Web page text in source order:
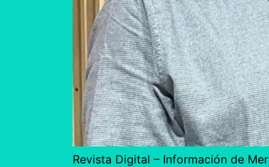
Revista Digital – Información de